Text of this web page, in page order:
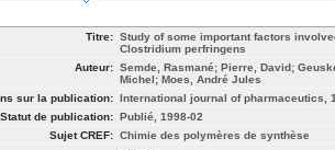
Titre: Study of some important factors
Clostridium perfringens
Auteur: Semde, Rasmané; Pierre, David;
Michel; Moes, André Jules
sur la publication: International journal of pharmaceutics,
Statut de publication: Publié, 1998-02
Sujet CREF: Chimie des polymères de synthèse